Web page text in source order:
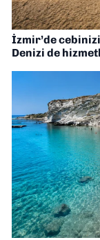
İzmir’de
Denizi de